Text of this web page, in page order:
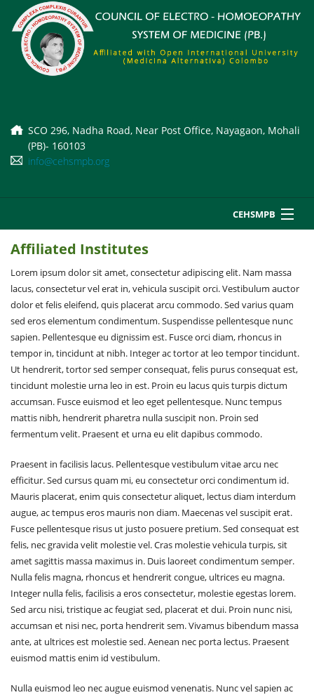
SCO 296, Nadha Road, Near Post Office, Nayagaon, Mohali
(PB)- 160103
info@cehsmpb.org
CEHSMPB
About Us
Court Orders
Affiliation Norms
Datesheet
Pharmacopoeia
Registration
Letter of Accreditation
Contact Us
Affiliated Institutes
Lorem ipsum dolor sit amet, consectetur adipiscing elit. Nam massa
lacus, consectetur vel erat in, vehicula suscipit orci. Vestibulum auctor
dolor et felis eleifend, quis placerat arcu commodo. Sed varius quam
sed eros elementum condimentum. Suspendisse pellentesque nunc
sapien. Pellentesque eu dignissim est. Fusce orci diam, rhoncus in
tempor in, tincidunt at nibh. Integer ac tortor at leo tempor tincidunt.
Ut hendrerit, tortor sed semper consequat, felis purus consequat est,
tincidunt molestie urna leo in est. Proin eu lacus quis turpis dictum
accumsan. Fusce euismod et leo eget pellentesque. Nunc tempus
mattis nibh, hendrerit pharetra nulla suscipit non. Proin sed
fermentum velit. Praesent et urna eu elit dapibus commodo.
Praesent in facilisis lacus. Pellentesque vestibulum vitae arcu nec
efficitur. Sed cursus quam mi, eu consectetur orci condimentum id.
Mauris placerat, enim quis consectetur aliquet, lectus diam interdum
augue, ac tempus eros mauris non diam. Maecenas vel suscipit erat.
Fusce pellentesque risus ut justo posuere pretium. Sed consequat est
felis, nec gravida velit molestie vel. Cras molestie vehicula turpis, sit
amet sagittis massa maximus in. Duis laoreet condimentum semper.
Nulla felis magna, rhoncus et hendrerit congue, ultrices eu magna.
Integer nulla felis, facilisis a eros consectetur, molestie egestas lorem.
Sed arcu nisi, tristique ac feugiat sed, placerat et dui. Proin nunc nisi,
accumsan et nisi nec, porta hendrerit sem. Vivamus bibendum massa
ante, at ultrices est molestie sed. Aenean nec porta lectus. Praesent
euismod mattis enim id vestibulum.
Nulla euismod leo nec augue euismod venenatis. Nunc vel sapien ac